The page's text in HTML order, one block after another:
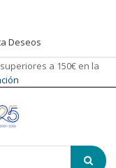
Deseos
a 150€ en la